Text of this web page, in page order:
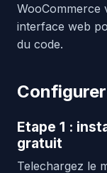
WooCommerce
interface web
du code.
Etape 1 :
gratuit
Telechargez le